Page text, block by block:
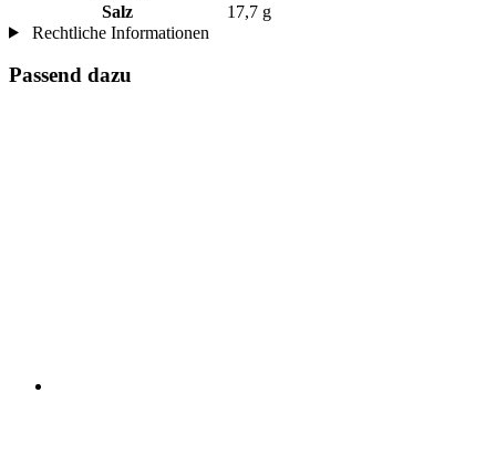
Salz
17,7 g
Rechtliche Informationen
Passend dazu